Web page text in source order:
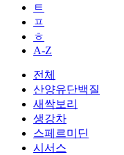
ㅌ
ㅍ
ㅎ
A-Z
전체
산양유단백질
새싹보리
생강차
스페르미딘
시서스